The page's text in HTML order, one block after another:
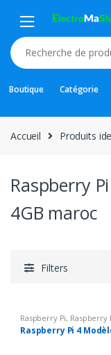
navigation
content
Recherche
pour :
Boutique Catégorie
Accueil Produits
Raspberry
4GB maroc
Filters
Raspberry Pi, Raspberry
Raspberry Pi 4